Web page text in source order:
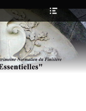
l’en-
tête